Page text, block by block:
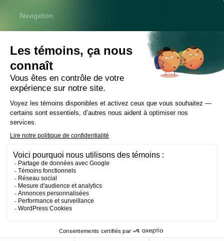
Navigation
Cabinet
Équipe
Expertises
Bureaux
Carrière
Transactions
Publications
Contact
LinkedIn Instagram